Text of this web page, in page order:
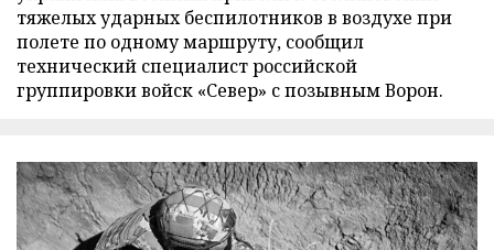
тяжелых ударных беспилотников в воздухе при
полете по одному маршруту, сообщил
технический специалист российской
группировки войск «Север» с позывным Ворон.